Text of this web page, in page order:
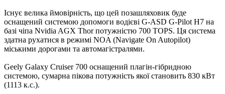
Існує велика ймовірність, що цей позашляховик буде
оснащений системою допомоги водієві G-ASD G-Pilot H7 на
базі чіпа Nvidia AGX Thor потужністю 700 TOPS. Ця система
здатна рухатися в режимі NOA (Navigate On Autopilot)
міськими дорогами та автомагістралями.
Geely Galaxy Cruiser 700 оснащений плагін-гібридною
системою, сумарна пікова потужність якої становить 830 кВт
(1113 к.с.).